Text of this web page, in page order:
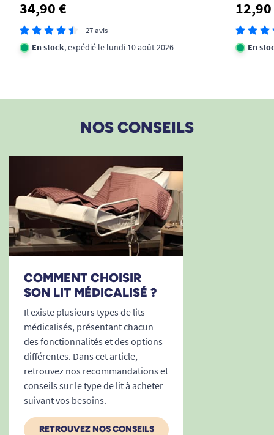
34,90 €
27 avis
En stock, expédié le lundi 10 août 2026 En
NOS CONSEILS
COMMENT CHOISIR
SON LIT MÉDICALISÉ ?
Il existe plusieurs types de lits
médicalisés, présentant chacun
des fonctionnalités et des options
différentes. Dans cet article,
retrouvez nos recommandations et
conseils sur le type de lit à acheter
suivant vos besoins.
RETROUVEZ NOS CONSEILS